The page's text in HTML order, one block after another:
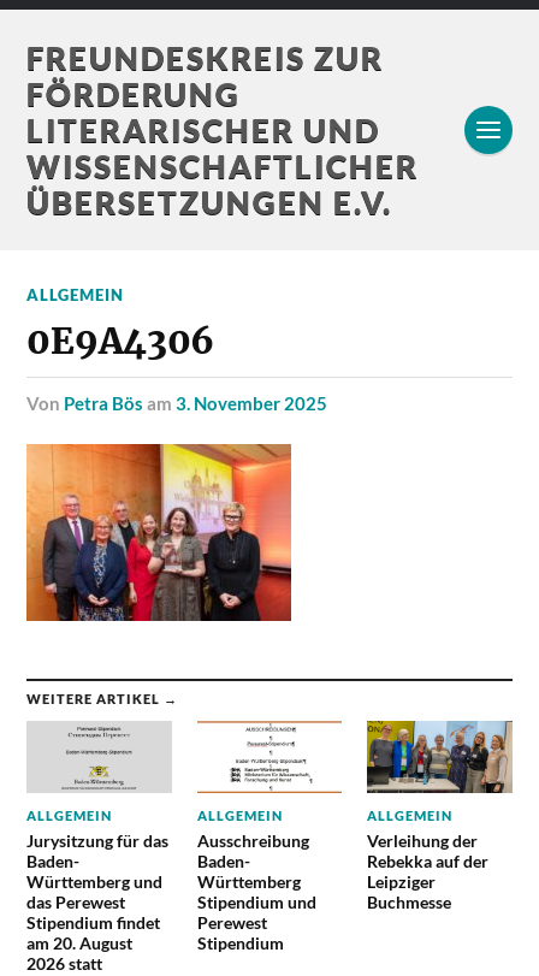
FREUNDESKREIS ZUR
FÖRDERUNG
LITERARISCHER UND
WISSENSCHAFTLICHER
ÜBERSETZUNGEN E.V.
ALLGEMEIN
0E9A4306
von Petra Bös am3. November 2025
WEITERE ARTIKEL →
ALLGEMEIN
Jurysitzung für das
Baden-
Württemberg und
das Perewest
Stipendium findet
am 20. August
2026 statt
ALLGEMEIN
Ausschreibung
Baden-
Württemberg
Stipendium und
Perewest
Stipendium
ALLGEMEIN
Verleihung der
Rebekka auf der
Leipziger
Buchmesse